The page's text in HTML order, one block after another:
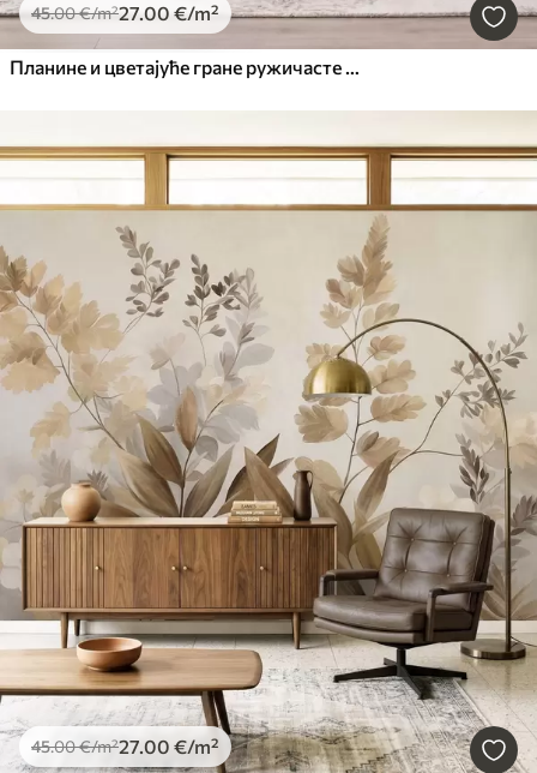
45.00€/m²27.00 €/m²
Планине и цветајуће гране ружичасте магнолије, текстурирани пејзаж
45.00€/m²27.00 €/m²